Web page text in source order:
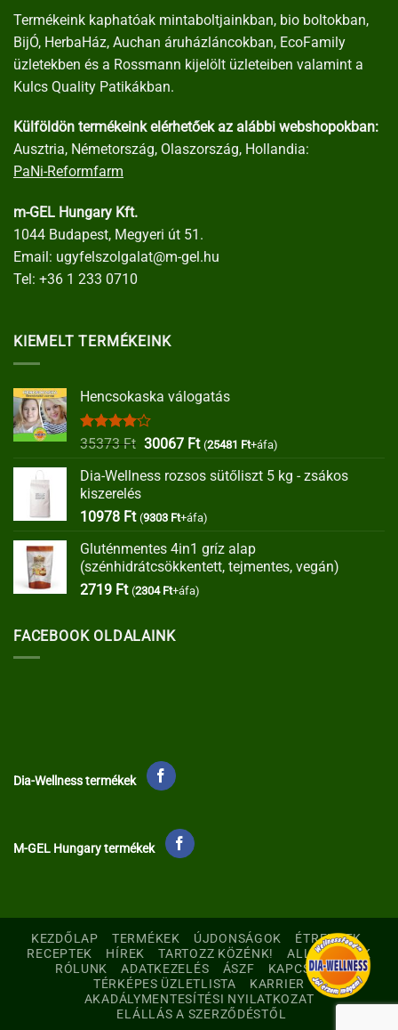
Termékeink kaphatóak mintaboltjainkban, bio boltokban,
BijÓ, HerbaHáz, Auchan áruházláncokban, EcoFamily
üzletekben és a Rossmann kijelölt üzleteiben valamint a
Kulcs Quality Patikákban.
Külföldön termékeink elérhetőek az alábbi webshopokban:
Ausztria, Németország, Olaszország, Hollandia:
PaNi-Reformfarm
m-GEL Hungary Kft.
1044 Budapest, Megyeri út 51.
Email: ugyfelszolgalat@m-gel.hu
Tel: +36 1 233 0710
KIEMELT TERMÉKEINK
Hencsokaska válogatás
Értékelés:
35373Ft Original
was:
30067 FtCurrent
is:
(25481 Ft+áfa)
Dia-Wellness rozsos sütőliszt 5 kg - zsákos
kiszerelés
10978 Ft (9303 Ft+áfa)
Gluténmentes 4in1 gríz alap
(szénhidrátcsökkentett, tejmentes, vegán)
2719 Ft (2304 Ft+áfa)
FACEBOOK OLDALAINK
Dia-Wellness termékek
M-GEL Hungary termékek
KEZDŐLAP TERMÉKEK ÚJDONSÁGOK
ÉTRENDEK
RECEPTEK
HÍREK TARTOZZ KÖZÉNK!
ALLERGÉNEK
RÓLUNK
ADATKEZELÉS ÁSZF
KAPCSOLAT
TÉRKÉPES ÜZLETLISTA
KARRIER
AKADÁLYMENTESÍTÉSI NYILATKOZAT
ELÁLLÁS A SZERZŐDÉSTŐL